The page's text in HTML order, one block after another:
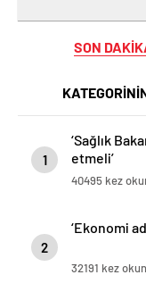
SON
1
‘Sağlık
etmeli’
40495 kez
2
‘Ekonomi
32191 kez